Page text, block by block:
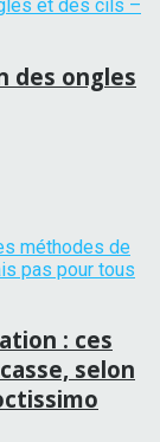
des ongles
: ces
selon